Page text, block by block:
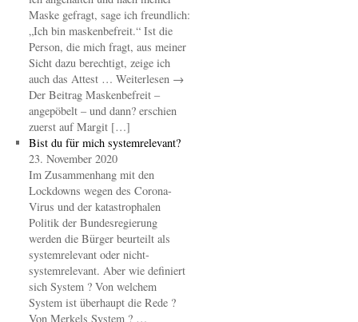
Maske gefragt, sage ich freundlich:
„Ich bin maskenbefreit.“ Ist die
Person, die mich fragt, aus meiner
Sicht dazu berechtigt, zeige ich
auch das Attest … Weiterlesen →
Der Beitrag Maskenbefreit –
angepöbelt – und dann? erschien
zuerst auf Margit […]
Bist du für mich systemrelevant?
23. November 2020
Im Zusammenhang mit den
Lockdowns wegen des Corona-
Virus und der katastrophalen
Politik der Bundesregierung
werden die Bürger beurteilt als
systemrelevant oder nicht-
systemrelevant. Aber wie definiert
sich System ? Von welchem
System ist überhaupt die Rede ?
Von Merkels System ? …